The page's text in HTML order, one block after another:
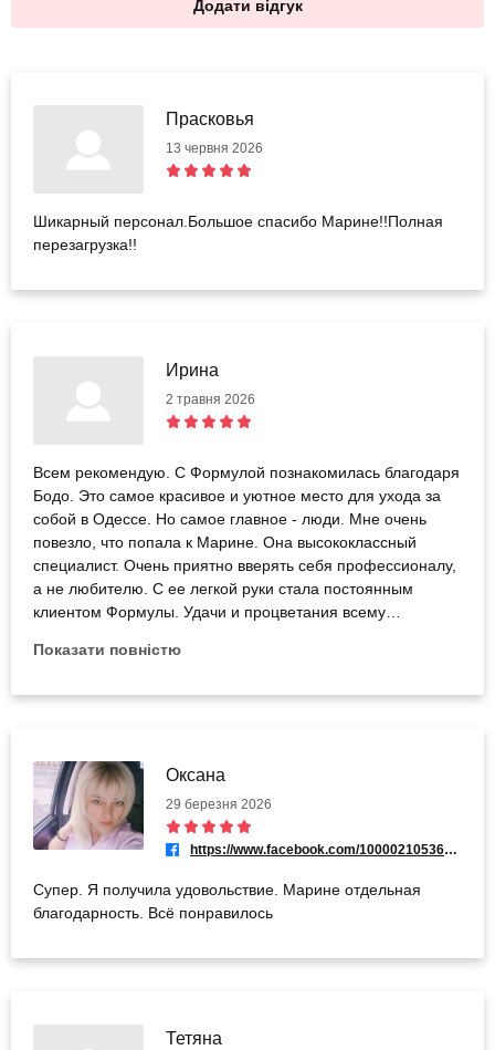
Додати відгук
Прасковья
13 червня 2026
Шикарный персонал.Большое спасибо Марине!!Полная
перезагрузка!!
Ирина
2 травня 2026
Всем рекомендую. С Формулой познакомилась благодаря
Бодо. Это самое красивое и уютное место для ухода за
собой в Одессе. Но самое главное - люди. Мне очень
повезло, что попала к Марине. Она высококлассный
специалист. Очень приятно вверять себя профессионалу,
а не любителю. С ее легкой руки стала постоянным
клиентом Формулы. Удачи и процветания всему
Показати повністю
Оксана
29 березня 2026
https://www.facebook.com/100002105363291
Супер. Я получила удовольствие. Марине отдельная
благодарность. Всё понравилось
Тетяна